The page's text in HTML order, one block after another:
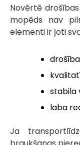
Novērtē
mopēds nav
elementi ir ļoti
stabila
laba
Ja